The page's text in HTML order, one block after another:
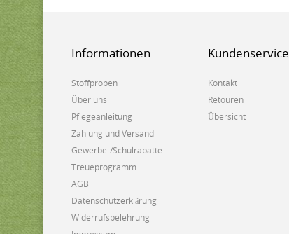
Informationen
Stoffproben
Über uns
Pflegeanleitung
Zahlung und Versand
Gewerbe-/Schulrabatte
Treueprogramm
AGB
Datenschutzerklärung
Widerrufsbelehrung
Kundenservice
Kontakt
Retouren
Übersicht